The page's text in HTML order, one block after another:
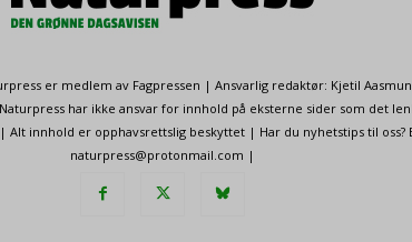
er medlem av Fagpressen | Ansvarlig redaktør: Kjetil
har ikke ansvar for innhold på eksterne sider som det
innhold er opphavsrettslig beskyttet | Har du nyhetstips til oss?
naturpress@protonmail.com |